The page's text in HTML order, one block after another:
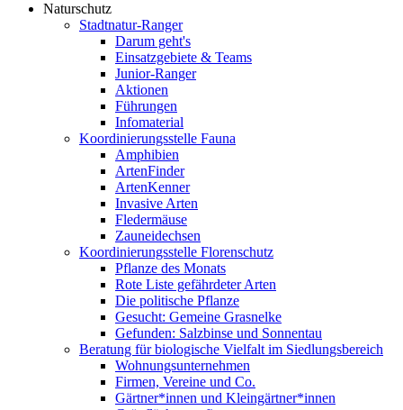
Naturschutz
Stadtnatur-Ranger
Darum geht's
Einsatzgebiete & Teams
Junior-Ranger
Aktionen
Führungen
Infomaterial
Koordinierungsstelle Fauna
Amphibien
ArtenFinder
ArtenKenner
Invasive Arten
Fledermäuse
Zauneidechsen
Koordinierungsstelle Florenschutz
Pflanze des Monats
Rote Liste gefährdeter Arten
Die politische Pflanze
Gesucht: Gemeine Grasnelke
Gefunden: Salzbinse und Sonnentau
Beratung für biologische Vielfalt im Siedlungsbereich
Wohnungsunternehmen
Firmen, Vereine und Co.
Gärtner*innen und Kleingärtner*innen